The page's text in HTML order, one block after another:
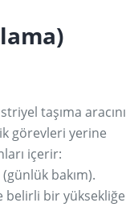
taşıma aracını
görevleri yerine
içerir:
bakım).
belirli bir yüksekliğe